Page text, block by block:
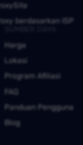
berdasarkan ISP
Harga
Lokasi
Program Afiliasi
FAQ
Panduan Pengguna
Blog